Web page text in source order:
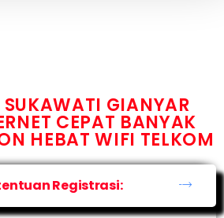
GIANYAR
CEPAT BANYAK
HEBAT WIFI TELKOM
Registrasi: